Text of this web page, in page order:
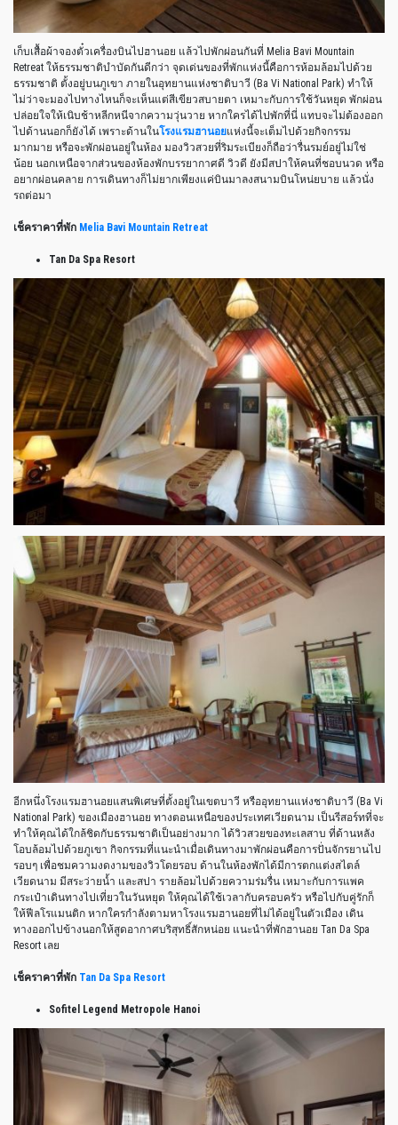
เก็บเสื้อผ้าจองตั๋วเครื่องบินไปฮานอย แล้วไปพักผ่อนกันที่ Melia Bavi Mountain
Retreat ให้ธรรมชาติบำบัดกันดีกว่า จุดเด่นของที่พักแห่งนี้คือการห้อมล้อมไปด้วย
ธรรมชาติ ตั้งอยู่บนภูเขา ภายในอุทยานแห่งชาติบาวี (Ba Vi National Park) ทำให้
ไม่ว่าจะมองไปทางไหนก็จะเห็นแต่สีเขียวสบายตา เหมาะกับการใช้วันหยุด พักผ่อน
ปล่อยใจให้เนิบช้าหลีกหนีจากความวุ่นวาย หากใครได้ไปพักที่นี่ แทบจะไม่ต้องออก
ไปด้านนอกก็ยังได้ เพราะด้านในโรงแรมฮานอยแห่งนี้จะเต็มไปด้วยกิจกรรม
มากมาย หรือจะพักผ่อนอยู่ในห้อง มองวิวสวยที่ริมระเบียงก็ถือว่ารื่นรมย์อยู่ไม่ใช่
น้อย นอกเหนือจากส่วนของห้องพักบรรยากาศดี วิวดี ยังมีสปาให้คนที่ชอบนวด หรือ
อยากผ่อนคลาย การเดินทางก็ไม่ยากเพียงแค่บินมาลงสนามบินโหน่ยบาย แล้วนั่ง
รถต่อมา
เช็คราคาที่พัก Melia Bavi Mountain Retreat
Tan Da Spa Resort
อีกหนึ่งโรงแรมฮานอยแสนพิเศษที่ตั้งอยู่ในเขตบาวี หรืออุทยานแห่งชาติบาวี (Ba Vi
National Park) ของเมืองฮานอย ทางตอนเหนือของประเทศเวียดนาม เป็นรีสอร์ทที่จะ
ทำให้คุณได้ใกล้ชิดกับธรรมชาติเป็นอย่างมาก ได้วิวสวยของทะเลสาบ ที่ด้านหลัง
โอบล้อมไปด้วยภูเขา กิจกรรมที่แนะนำเมื่อเดินทางมาพักผ่อนคือการปั่นจักรยานไป
รอบๆ เพื่อชมความงดงามของวิวโดยรอบ ด้านในห้องพักได้มีการตกแต่งสไตล์
เวียดนาม มีสระว่ายน้ำ และสปา รายล้อมไปด้วยความร่มรื่น เหมาะกับการแพค
กระเป๋าเดินทางไปเที่ยวในวันหยุด ให้คุณได้ใช้เวลากับครอบครัว หรือไปกับคู่รักก็
ให้ฟีลโรแมนติก หากใครกำลังตามหาโรงแรมฮานอยที่ไม่ได้อยู่ในตัวเมือง เดิน
ทางออกไปข้างนอกให้สูดอากาศบริสุทธิ์สักหน่อย แนะนำที่พักฮานอย Tan Da Spa
Resort เลย
เช็คราคาที่พัก Tan Da Spa Resort
Sofitel Legend Metropole Hanoi